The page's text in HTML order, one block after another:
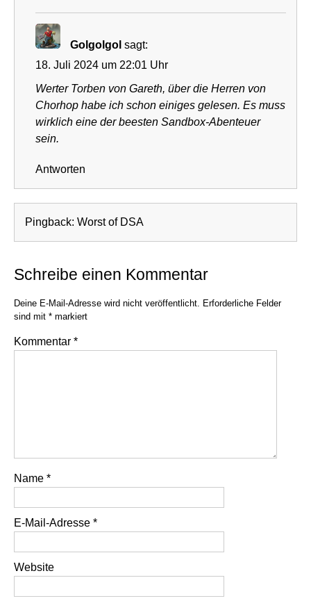
Golgolgol sagt:
18. Juli 2024 um 22:01 Uhr
Werter Torben von Gareth, über die Herren von
Chorhop habe ich schon einiges gelesen. Es muss
wirklich eine der beesten Sandbox-Abenteuer
sein.
Antworten
Pingback: Worst of DSA
Schreibe einen Kommentar
Deine E-Mail-Adresse wird nicht veröffentlicht. Erforderliche Felder
sind mit * markiert
Kommentar *
Name *
E-Mail-Adresse *
Website